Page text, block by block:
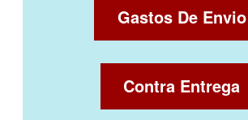
Gastos De Envio
Contra Entrega